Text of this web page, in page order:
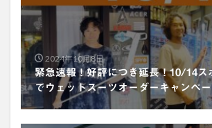
2024年10月8日
緊急速報！好評につき延長！10/14ス
でウェットスーツオーダーキャンペ